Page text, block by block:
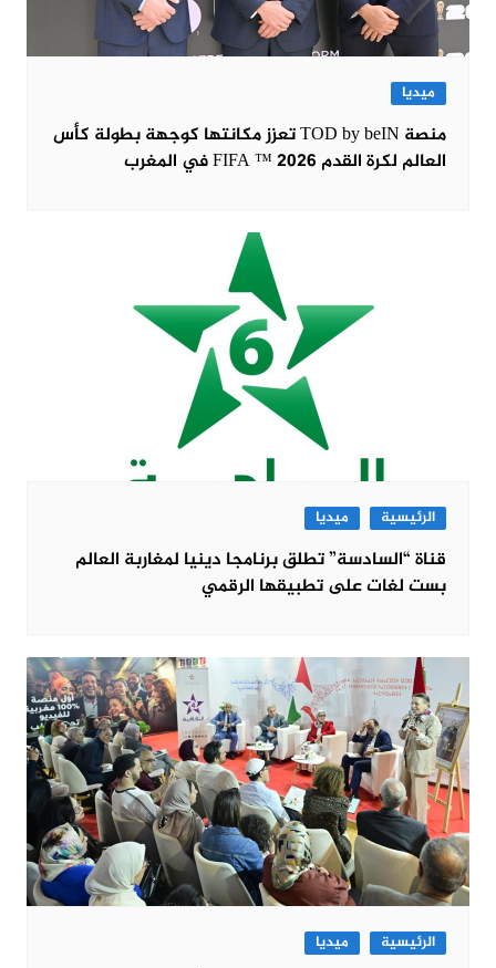
ميديا
منصة TOD by beIN تعزز مكانتها كوجهة بطولة كأس
العالم لكرة القدم FIFA ™ 2026 في المغرب
الرئيسية ميديا
قناة “السادسة” تطلق برنامجا دينيا لمغاربة العالم
بست لغات على تطبيقها الرقمي
الرئيسية ميديا